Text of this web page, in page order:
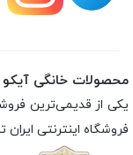
محصولات خانگی آیکو
فروشگاه اینترنتی